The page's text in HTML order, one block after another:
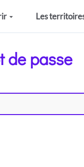
Les
de passe